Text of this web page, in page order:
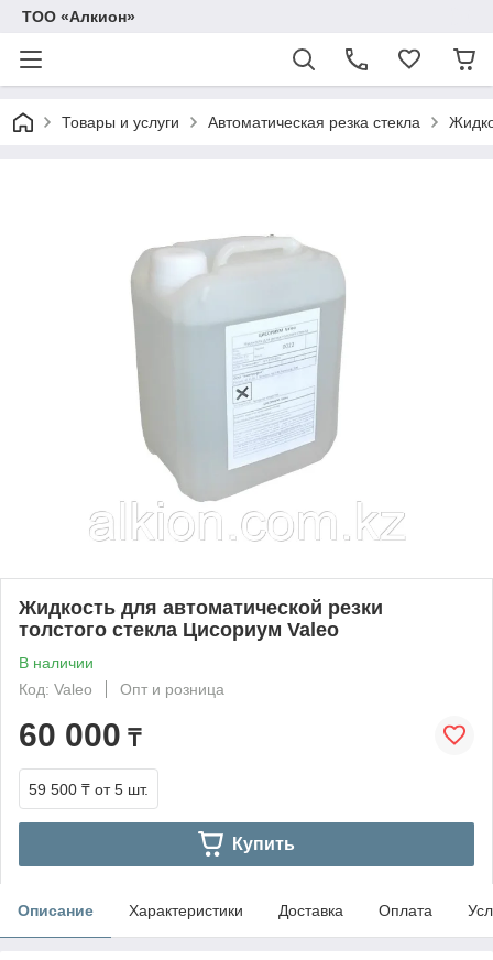
ТОО «Алкион»
Товары и услуги Автоматическая резка стекла
Жидкость для автоматической резки
толстого стекла Цисориум Valeo
В наличии
Код: Valeo
Опт и розница
60 000 ₸
59 500 ₸ от 5 шт.
Купить
Описание Характеристики Доставка Оплата